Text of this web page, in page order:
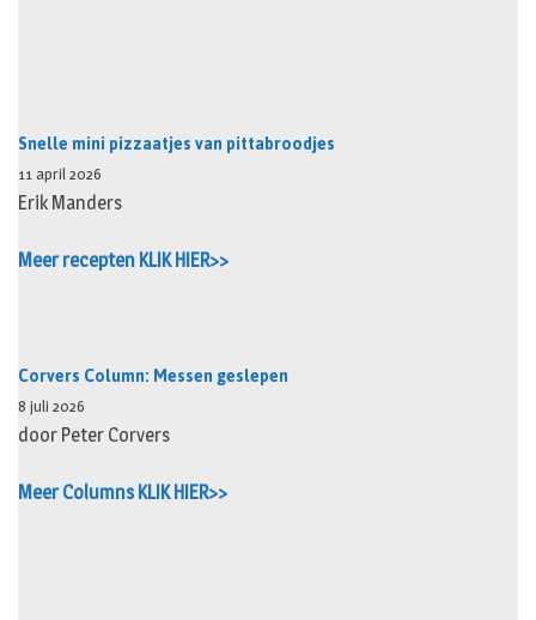
Snelle mini pizzaatjes van pittabroodjes
11 april 2026
Erik Manders
Meer recepten KLIK HIER>>
Corvers Column: Messen geslepen
8 juli 2026
door Peter Corvers
Meer Columns KLIK HIER>>